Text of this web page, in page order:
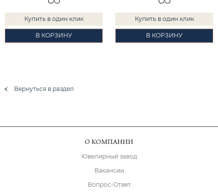
Купить в один клик
В КОРЗИНУ
Купить в один клик
В КОРЗИНУ
Вернуться в раздел
О КОМПАНИИ
Ювелирный завод
Вакансии
Вопрос-Ответ